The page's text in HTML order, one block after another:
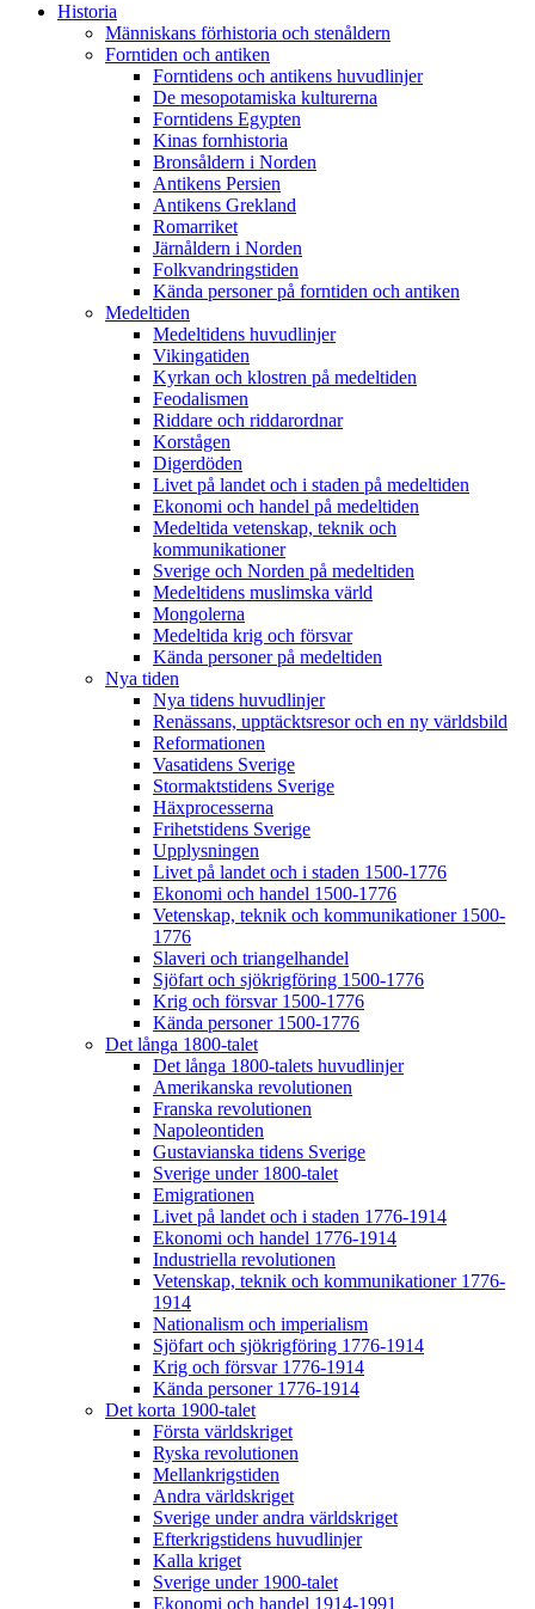
Historia
Människans förhistoria och stenåldern
Forntiden och antiken
Forntidens och antikens huvudlinjer
De mesopotamiska kulturerna
Forntidens Egypten
Kinas fornhistoria
Bronsåldern i Norden
Antikens Persien
Antikens Grekland
Romarriket
Järnåldern i Norden
Folkvandringstiden
Kända personer på forntiden och antiken
Medeltiden
Medeltidens huvudlinjer
Vikingatiden
Kyrkan och klostren på medeltiden
Feodalismen
Riddare och riddarordnar
Korstågen
Digerdöden
Livet på landet och i staden på medeltiden
Ekonomi och handel på medeltiden
Medeltida vetenskap, teknik och
kommunikationer
Sverige och Norden på medeltiden
Medeltidens muslimska värld
Mongolerna
Medeltida krig och försvar
Kända personer på medeltiden
Nya tiden
Nya tidens huvudlinjer
Renässans, upptäcktsresor och en ny världsbild
Reformationen
Vasatidens Sverige
Stormaktstidens Sverige
Häxprocesserna
Frihetstidens Sverige
Upplysningen
Livet på landet och i staden 1500-1776
Ekonomi och handel 1500-1776
Vetenskap, teknik och kommunikationer 1500-
1776
Slaveri och triangelhandel
Sjöfart och sjökrigföring 1500-1776
Krig och försvar 1500-1776
Kända personer 1500-1776
Det långa 1800-talet
Det långa 1800-talets huvudlinjer
Amerikanska revolutionen
Franska revolutionen
Napoleontiden
Gustavianska tidens Sverige
Sverige under 1800-talet
Emigrationen
Livet på landet och i staden 1776-1914
Ekonomi och handel 1776-1914
Industriella revolutionen
Vetenskap, teknik och kommunikationer 1776-
1914
Nationalism och imperialism
Sjöfart och sjökrigföring 1776-1914
Krig och försvar 1776-1914
Kända personer 1776-1914
Det korta 1900-talet
Första världskriget
Ryska revolutionen
Mellankrigstiden
Andra världskriget
Sverige under andra världskriget
Efterkrigstidens huvudlinjer
Kalla kriget
Sverige under 1900-talet
Ekonomi och handel 1914-1991